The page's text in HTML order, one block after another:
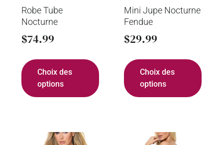
Robe Tube
Nocturne
$74.99
Choix des
options
Mini Jupe Nocturne
Fendue
$29.99
Choix des
options